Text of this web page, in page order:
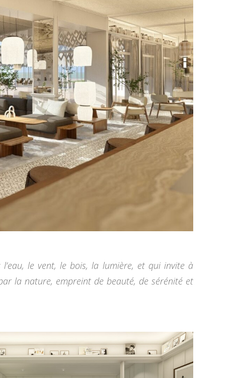
le vent, le bois, la lumière, et qui invite à
la nature, empreint de beauté, de sérénité et